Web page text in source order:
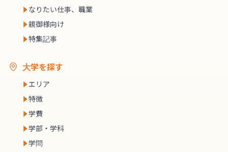
なりたい仕事、職業
親御様向け
特集記事
大学を探す
エリア
特徴
学費
学部・学科
学問